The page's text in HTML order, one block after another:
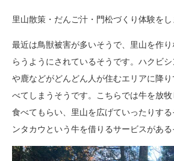
里山散策・だんご汁・門松づくり体験をし
最近は鳥獣被害が多いそうで、里山を作
らうようにされているそうです。ハクビ
や鹿などがどんどん人が住むエリアに降
べてしまうそうです。こちらでは牛を放
食べてもらい、里山を広げていったりす
ンタカウという牛を借りるサービスがある